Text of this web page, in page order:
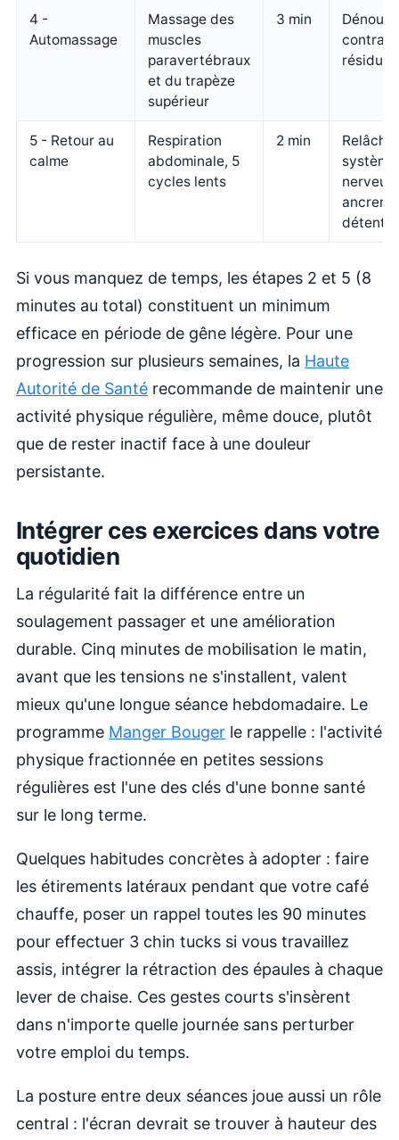
4 -
Automassage
Massage des
muscles
paravertébraux
et du trapèze
supérieur
3 min
5 - Retour au
calme
Respiration
abdominale, 5
cycles lents
2 min
système
nerveux,
ancrer la
détente
Si vous manquez de temps, les étapes 2 et 5 (8
minutes au total) constituent un minimum
efficace en période de gêne légère. Pour une
progression sur plusieurs semaines, la Haute
Autorité de Santé recommande de maintenir une
activité physique régulière, même douce, plutôt
que de rester inactif face à une douleur
persistante.
Intégrer ces exercices dans votre
quotidien
La régularité fait la différence entre un
soulagement passager et une amélioration
durable. Cinq minutes de mobilisation le matin,
avant que les tensions ne s'installent, valent
mieux qu'une longue séance hebdomadaire. Le
programme Manger Bouger le rappelle : l'activité
physique fractionnée en petites sessions
régulières est l'une des clés d'une bonne santé
sur le long terme.
Quelques habitudes concrètes à adopter : faire
les étirements latéraux pendant que votre café
chauffe, poser un rappel toutes les 90 minutes
pour effectuer 3 chin tucks si vous travaillez
assis, intégrer la rétraction des épaules à chaque
lever de chaise. Ces gestes courts s'insèrent
dans n'importe quelle journée sans perturber
votre emploi du temps.
La posture entre deux séances joue aussi un rôle
central : l'écran devrait se trouver à hauteur des